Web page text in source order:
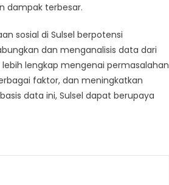
dampak terbesar.
sosial di Sulsel berpotensi
dan menganalisis data dari
lengkap mengenai permasalahan
faktor, dan meningkatkan
data ini, Sulsel dapat berupaya